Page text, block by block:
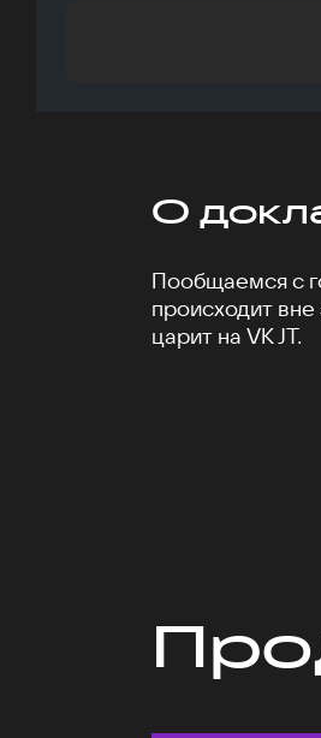
О
Пообщаемся с
происходит
царит на VK JT.